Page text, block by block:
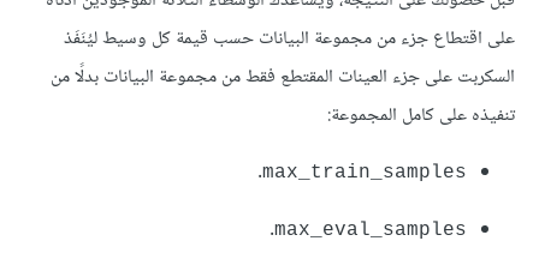
على اقتطاع جزء من مجموعة البيانات حسب قيمة كل وسيط ليُنَفَذ
السكربت على جزء العينات المقتطع فقط من مجموعة البيانات بدلًا من
تنفيذه على كامل المجموعة:
max_train_samples
.
max_eval_samples
.